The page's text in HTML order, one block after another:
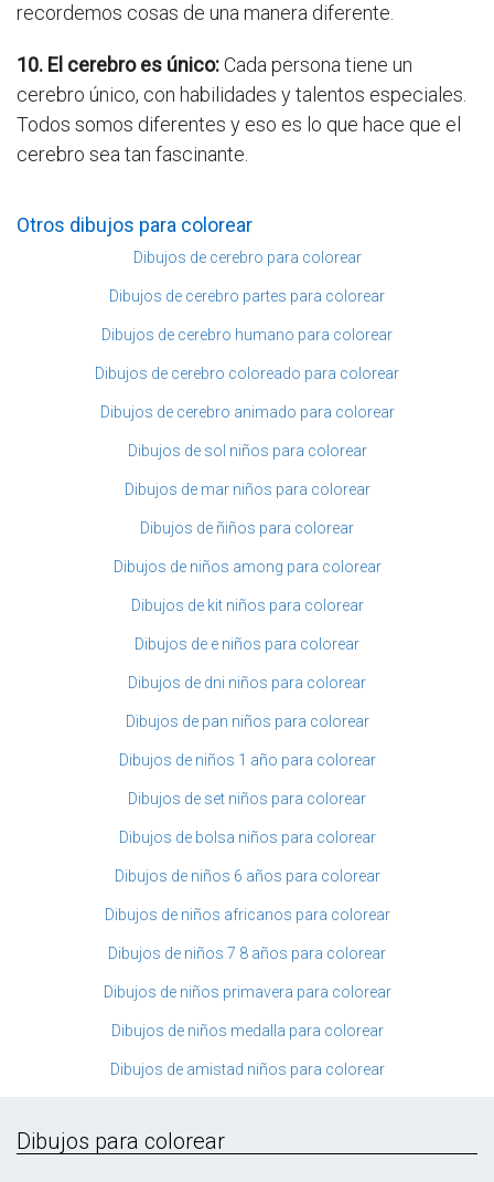
recordemos cosas de una manera diferente.
10. El cerebro es único:Cada persona tiene un
cerebro único, con habilidades y talentos especiales.
Todos somos diferentes y eso es lo que hace que el
cerebro sea tan fascinante.
Otros dibujos para colorear
Dibujos de cerebro para colorear
Dibujos de cerebro partes para colorear
Dibujos de cerebro humano para colorear
Dibujos de cerebro coloreado para colorear
Dibujos de cerebro animado para colorear
Dibujos de sol niños para colorear
Dibujos de mar niños para colorear
Dibujos de ñiños para colorear
Dibujos de niños among para colorear
Dibujos de kit niños para colorear
Dibujos de e niños para colorear
Dibujos de dni niños para colorear
Dibujos de pan niños para colorear
Dibujos de niños 1 año para colorear
Dibujos de set niños para colorear
Dibujos de bolsa niños para colorear
Dibujos de niños 6 años para colorear
Dibujos de niños africanos para colorear
Dibujos de niños 7 8 años para colorear
Dibujos de niños primavera para colorear
Dibujos de niños medalla para colorear
Dibujos de amistad niños para colorear
Dibujos para colorear